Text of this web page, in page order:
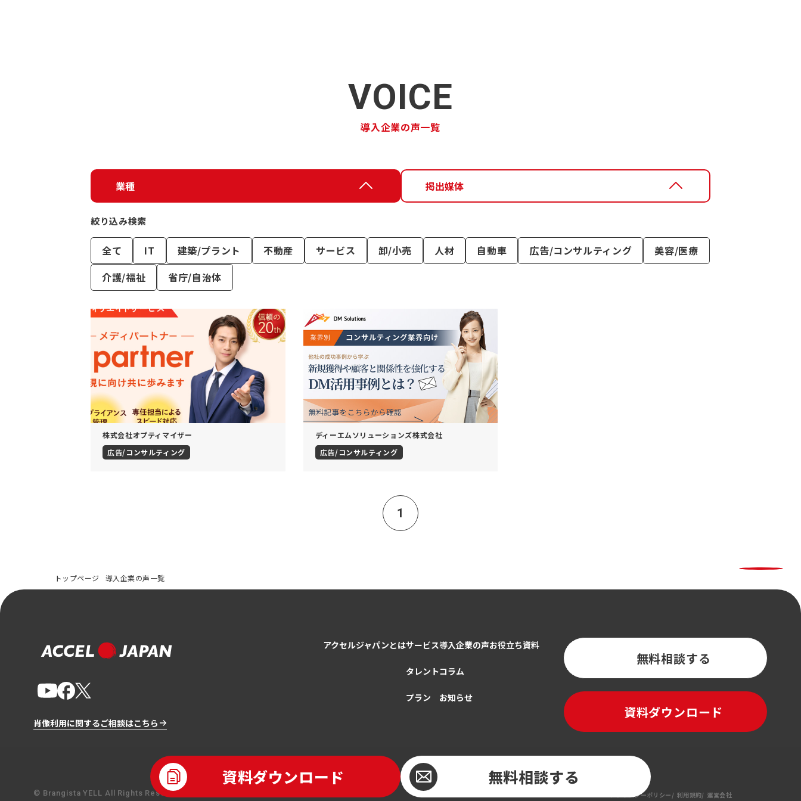
VOICE
導入企業の声一覧
業種 掲出媒体
絞り込み検索
全て IT 建築/プラント 不動産 サービス 卸/小売 人材 自動車 広告/コンサルティング
美容/医療
介護/福祉
省庁/自治体
株式会社オプティマイザー
広告/コンサルティング
ディーエムソリューションズ株式会社
広告/コンサルティング
1
トップページ 導入企業の声一覧
資料ダウンロード 無料相談する
肖像利用に関するご相談はこちら
アクセルジャパンとはサービス
タレント
プラン
導入企業の声
コラム
お知らせ
お役立ち資料
無料相談する
資料ダウンロード
© Brangista YELL All Rights Reserved. プライバシーポリシー 利用規約 運営会社